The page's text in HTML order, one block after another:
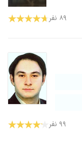
۸۹ نفر
۹۹ نفر